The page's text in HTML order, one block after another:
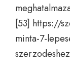
[53] https://
minta-7-